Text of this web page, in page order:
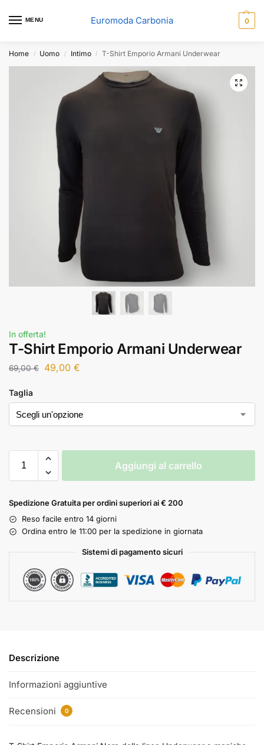
MENU Euromoda Carbonia 0
Home / Uomo / Intimo / T-Shirt Emporio Armani Underwear
In offerta!
T-Shirt Emporio Armani Underwear
69,00€ 49,00 €
Taglia
Aggiungi al carrello
Spedizione Gratuita per ordini superiori ai € 200
Reso facile entro 14 giorni
Ordina entro le 11:00 per la spedizione in giornata
Sistemi di pagamento sicuri
Descrizione
Informazioni aggiuntive
Recensioni 0